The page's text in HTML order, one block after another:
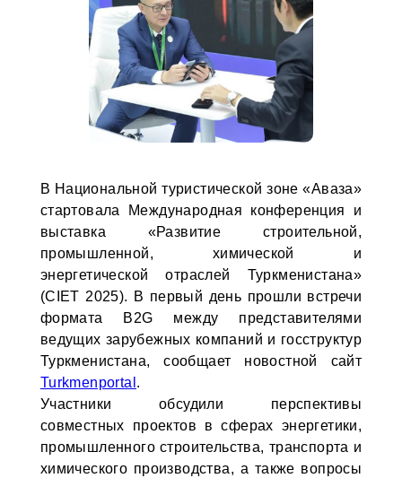
В Национальной туристической зоне «Аваза»
стартовала Международная конференция и
выставка «Развитие строительной,
промышленной, химической и
энергетической отраслей Туркменистана»
(CIET 2025). В первый день прошли встречи
формата B2G между представителями
ведущих зарубежных компаний и госструктур
Туркменистана, сообщает новостной сайт
Turkmenportal .
Участники обсудили перспективы
совместных проектов в сферах энергетики,
промышленного строительства, транспорта и
химического производства, а также вопросы